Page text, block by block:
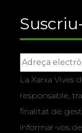
La Xarxa Vives
responsable,
finalitat de
informar-vos